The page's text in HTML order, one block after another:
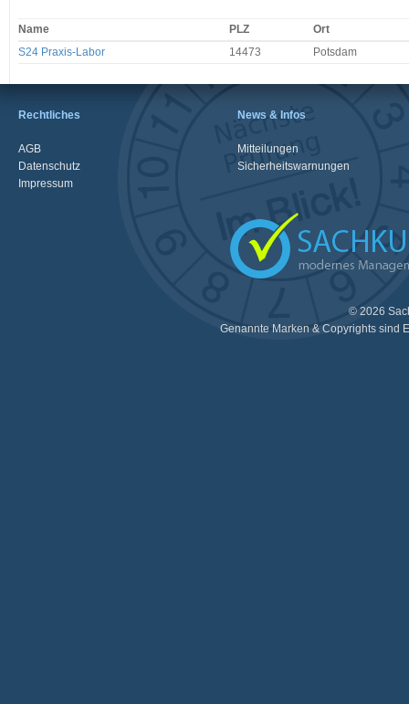
Name PLZ
Ort
S24 Praxis-Labor
14473 Potsdam
Rechtliches
AGB
Datenschutz
Impressum
News & Infos
Mitteilungen
Sicherheitswarnungen
© 2026
Genannte Marken & Copyrights sind